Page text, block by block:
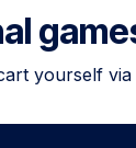
yourself